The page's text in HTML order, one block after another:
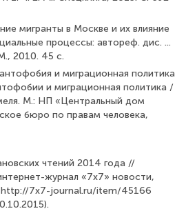
мигранты в Москве и их влияние
процессы: автореф. дис. ...
2010. 45 с.
и миграционная политика
и миграционная политика /
М.: НП «Цент­ральный дом
бюро по правам человека,
чтений 2014 года //
журнал «7x7» новости,
http://7x7-journal.ru/item/45166